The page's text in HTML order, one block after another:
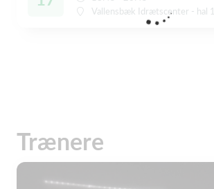
Vallensbæk Idrætscenter - hal 1
Trænere